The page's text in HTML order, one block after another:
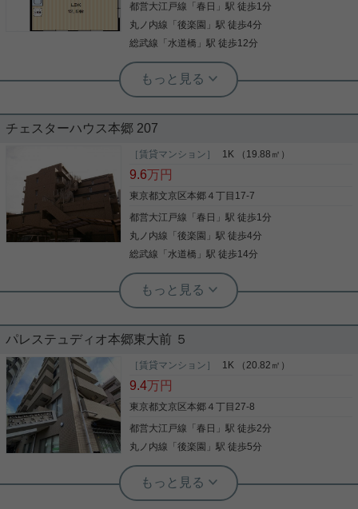
え付けているので安心して暮らせます。防犯カメラ
が設置されており、トラブルや犯罪への不安も和ら
ぎます。2つの調理を同時に進行できて料理の効率
を上げられる、2口コンロが付いています。文京区
や東京都三田線白山駅付近であなたのライフスタイ
ルに合ったお部屋を見つけましょう。当社スタッフ
が全力でサポート致します。
写真(9)
都営大江戸線 「春日 」駅 徒歩1分
丸ノ内線 「後楽園 」駅 徒歩4分
総武線 「水道橋 」駅 徒歩12分
実用春日ホーム 春日町店 宮﨑由実
２駅利用可能の立地にある１LDKタイ
でしょうか。 ☆二人入居可 ☆単身者可 ☆バストイ
レ別・独立洗面台 お気軽にお問い合わせくださいま
せ。
写真(9)
チェスターハウス本郷 207
［賃貸マンション］ 1K （19.88㎡）
9.6万円
東京都文京区本郷４丁目17-7
都営大江戸線 「春日 」駅 徒歩1分
丸ノ内線 「後楽園 」駅 徒歩4分
総武線 「水道橋 」駅 徒歩14分
実用春日ホーム 春日町店 宮﨑由実
東向きの１Kの駅近の物件のご紹介で
チ」(398m)があります。共用設備の充実している、
楽しく生活できるマンションです。オートロックが
あり、入居者の入館管理がされています。一人暮ら
しでも安心の、防犯カメラ設備付きです。交通面を
周辺のお部屋はいかがでしょう。駅周辺には賃貸情
報も豊富にございます。
写真(9)
パレステュディオ本郷東大前 ５
［賃貸マンション］ 1K （20.82㎡）
9.4万円
東京都文京区本郷４丁目27-8
都営大江戸線 「春日 」駅 徒歩2分
丸ノ内線 「後楽園 」駅 徒歩5分
実用春日ホーム 春日町店 宮﨑由実
分譲賃貸マンションの５階部分、１K